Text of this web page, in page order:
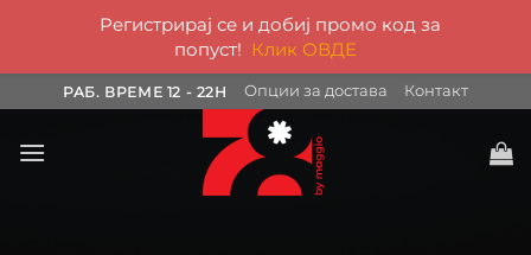
to
content
РАБ. ВРЕМЕ 12 - 22H Опции за достава Контакт
Регистрирај се и добиј промо код за
попуст! Клик ОВДЕ